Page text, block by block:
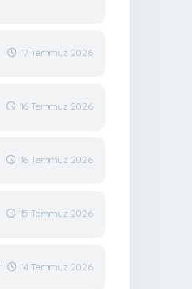
17 Temmuz 2026
16 Temmuz 2026
16 Temmuz 2026
15 Temmuz 2026
14 Temmuz 2026